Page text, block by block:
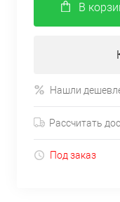
В
Нашли
Рассчитать
Под заказ